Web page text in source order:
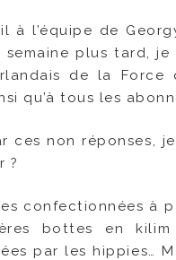
à l’équipe de
semaine plus tard,
de la Force
qu’à tous les
ces non réponses,
?
confectionnées à
bottes en
par les hippies…